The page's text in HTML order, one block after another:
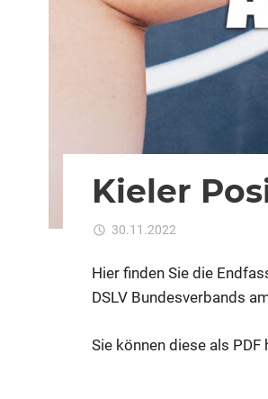
Kieler
30.11.2022
Hier finden Sie die
DSLV Bundesverbands
Sie können diese als PDF